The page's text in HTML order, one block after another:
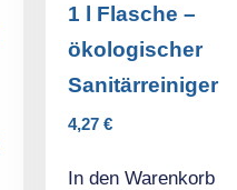
1 l Flasche –
ökologischer
Sanitärreiniger
4,27 €
In den Warenkorb